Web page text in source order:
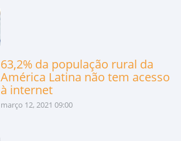
63,2% da população rural da
América Latina não tem acesso
à internet
março 12, 2021 09:00